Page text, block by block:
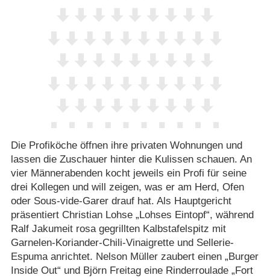
Die Profiköche öffnen ihre privaten Wohnungen und
lassen die Zuschauer hinter die Kulissen schauen. An
vier Männerabenden kocht jeweils ein Profi für seine
drei Kollegen und will zeigen, was er am Herd, Ofen
oder Sous-vide-Garer drauf hat. Als Hauptgericht
präsentiert Christian Lohse „Lohses Eintopf“, während
Ralf Jakumeit rosa gegrillten Kalbstafelspitz mit
Garnelen-Koriander-Chili-Vinaigrette und Sellerie-
Espuma anrichtet. Nelson Müller zaubert einen „Burger
Inside Out“ und Björn Freitag eine Rinderroulade „Fort